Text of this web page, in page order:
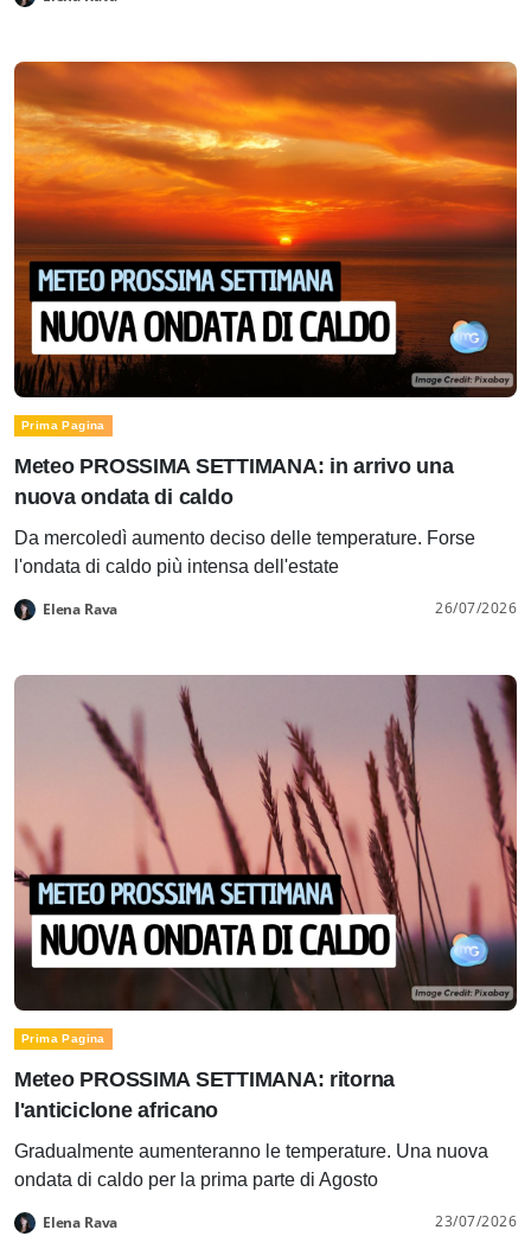
Prima Pagina
Meteo PROSSIMA SETTIMANA: in arrivo una
nuova ondata di caldo
Da mercoledì aumento deciso delle temperature. Forse
l'ondata di caldo più intensa dell'estate
Elena Rava 26/07/2026
Prima Pagina
Meteo PROSSIMA SETTIMANA: ritorna
l'anticiclone africano
Gradualmente aumenteranno le temperature. Una nuova
ondata di caldo per la prima parte di Agosto
Elena Rava 23/07/2026